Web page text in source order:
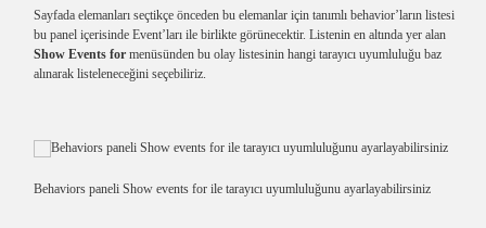
Sayfada elemanları seçtikçe önceden bu elemanlar için tanımlı behavior’ların listesi
bu panel içerisinde Event’ları ile birlikte görünecektir. Listenin en altında yer alan
Show Events for menüsünden bu olay listesinin hangi tarayıcı uyumluluğu baz
alınarak listeleneceğini seçebiliriz.
Behaviors paneli Show events for ile tarayıcı uyumluluğunu ayarlayabilirsiniz